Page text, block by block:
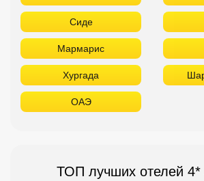
Сиде
Мармарис
Хургада
ОАЭ
ТОП лучших отелей 4*